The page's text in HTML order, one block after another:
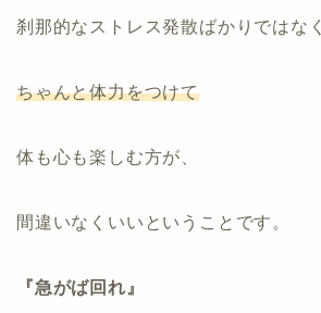
刹那的なストレス発散ばかりではなく
ちゃんと体力をつけて
体も心も楽しむ方が、
間違いなくいいということです。
『急がば回れ』